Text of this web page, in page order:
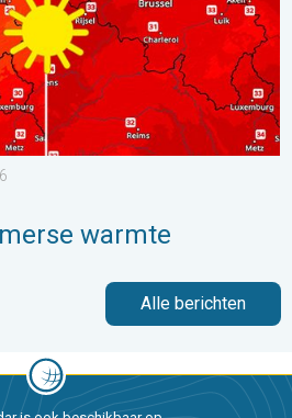
warmte
Alle berichten